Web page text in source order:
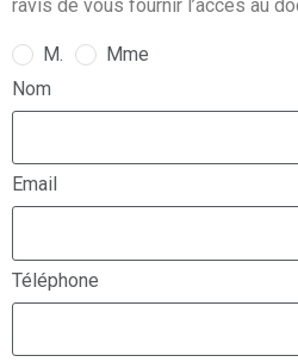
ravis de vous fournir l’accès au
M.
Mme
Nom
Email
Téléphone